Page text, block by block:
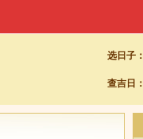
选日子：
查吉日：